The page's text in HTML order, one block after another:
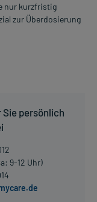
nur kurzfristig
zur Überdosierung
Sie persönlich
9-12 Uhr)